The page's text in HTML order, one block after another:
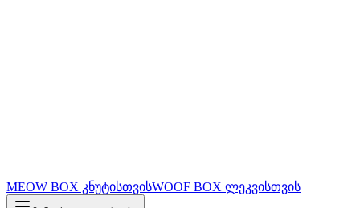
MEOW BOX კნუტისთვისWOOF BOX ლეკვისთვის